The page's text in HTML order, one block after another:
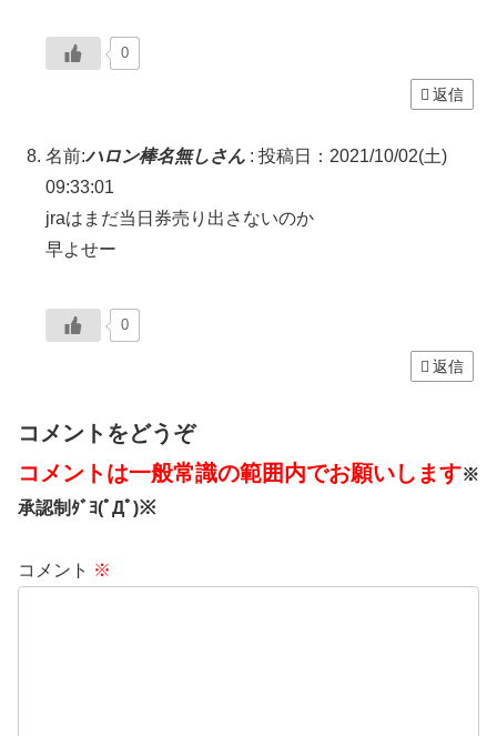
0
返信
名前:ハロン棒名無しさん : 投稿日：2021/10/02(土)
09:33:01
jraはまだ当日券売り出さないのか
早よせー
0
返信
コメントをどうぞ
コメントは一般常識の範囲内でお願いします※
承認制ﾀﾞﾖ(ﾟДﾟ)※
コメント ※